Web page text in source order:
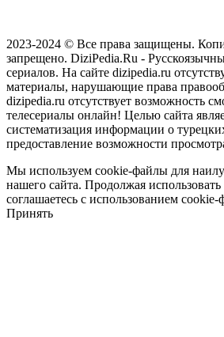
2023-2024 © Все права защищены.
запрещено. DiziPedia.Ru -
сериалов. На сайте dizipedia.ru
материалы, нарушающие права
dizipedia.ru отсутствует возможность
телесериалы онлайн! Целью сайта
систематизация информации о
предоставление возможности
Мы используем cookie-файлы для
нашего сайта. Продолжая использовать
соглашаетесь с использованием cookie-
Принять